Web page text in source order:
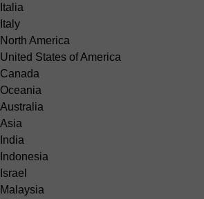
Italia
Italy
North America
United States of America
Canada
Oceania
Australia
Asia
India
Indonesia
Israel
Malaysia